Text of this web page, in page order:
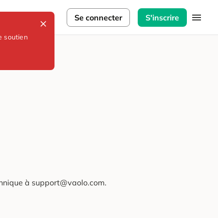
soutien
Se connecter S'inscrire
à support@vaolo.com.